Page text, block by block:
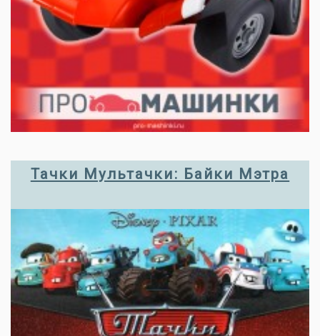
Тачки Мультачки: Байки Мэтра